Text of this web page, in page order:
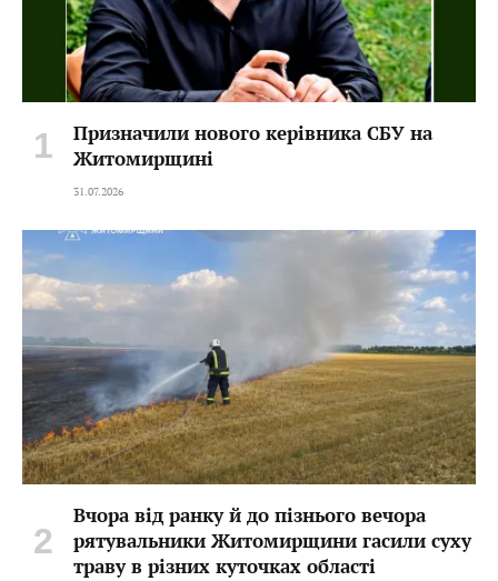
Призначили нового керівника СБУ на
Житомирщині
31.07.2026
Вчора від ранку й до пізнього вечора
рятувальники Житомирщини гасили суху
траву в різних куточках області